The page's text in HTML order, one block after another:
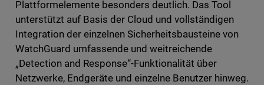
Plattformelemente besonders deutlich. Das Tool
unterstützt auf Basis der Cloud und vollständigen
Integration der einzelnen Sicherheitsbausteine von
WatchGuard umfassende und weitreichende
„Detection and Response“-Funktionalität über
Netzwerke, Endgeräte und einzelne Benutzer hinweg.